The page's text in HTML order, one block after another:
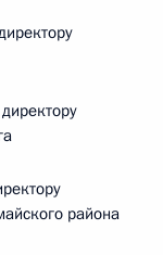
района